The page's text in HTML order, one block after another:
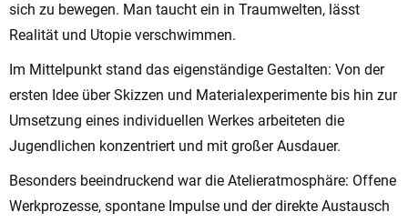
sich zu bewegen. Man taucht ein in Traumwelten, lässt
Realität und Utopie verschwimmen.
Im Mittelpunkt stand das eigenständige Gestalten: Von der
ersten Idee über Skizzen und Materialexperimente bis hin zur
Umsetzung eines individuellen Werkes arbeiteten die
Jugendlichen konzentriert und mit großer Ausdauer.
Besonders beeindruckend war die Atelieratmosphäre: Offene
Werkprozesse, spontane Impulse und der direkte Austausch